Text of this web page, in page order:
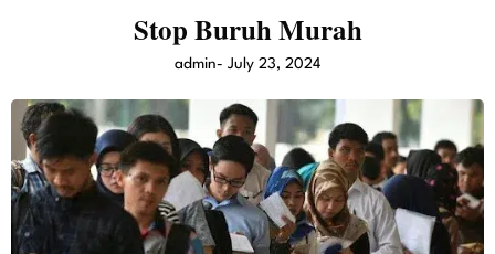
Stop Buruh Murah
admin- July 23, 2024